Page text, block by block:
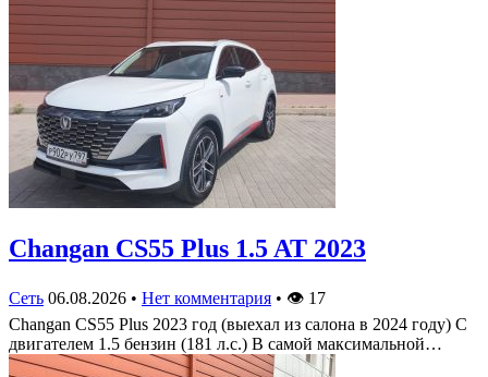
Changan CS55 Plus 1.5 AT 2023
Сеть 06.08.2026 • Нет комментария • 👁 17
Changan CS55 Plus 2023 год (выехал из салона в 2024 году) С
двигателем 1.5 бензин (181 л.с.) В самой максимальной…